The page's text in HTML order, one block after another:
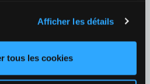
Afficher les détails
tous les cookies